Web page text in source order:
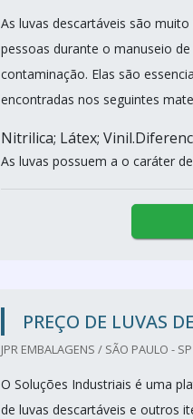
As luvas descartáveis são
pessoas durante o manuseio
contaminação. Elas são
encontradas nos seguintes
Nitrilica; Látex;
As luvas possuem a o caráter
PREÇO DE LUVAS
JPR EMBALAGENS / SÃO PAULO - SP
O Soluções Industriais é uma
de luvas descartáveis e outros